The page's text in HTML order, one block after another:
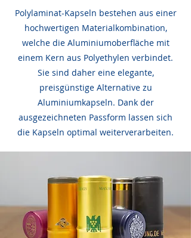
Polylaminat-Kapseln bestehen aus einer
hochwertigen Materialkombination,
welche die Aluminiumoberfläche mit
einem Kern aus Polyethylen verbindet.
Sie sind daher eine elegante,
preisgünstige Alternative zu
Aluminiumkapseln. Dank der
ausgezeichneten Passform lassen sich
die Kapseln optimal weiterverarbeiten.